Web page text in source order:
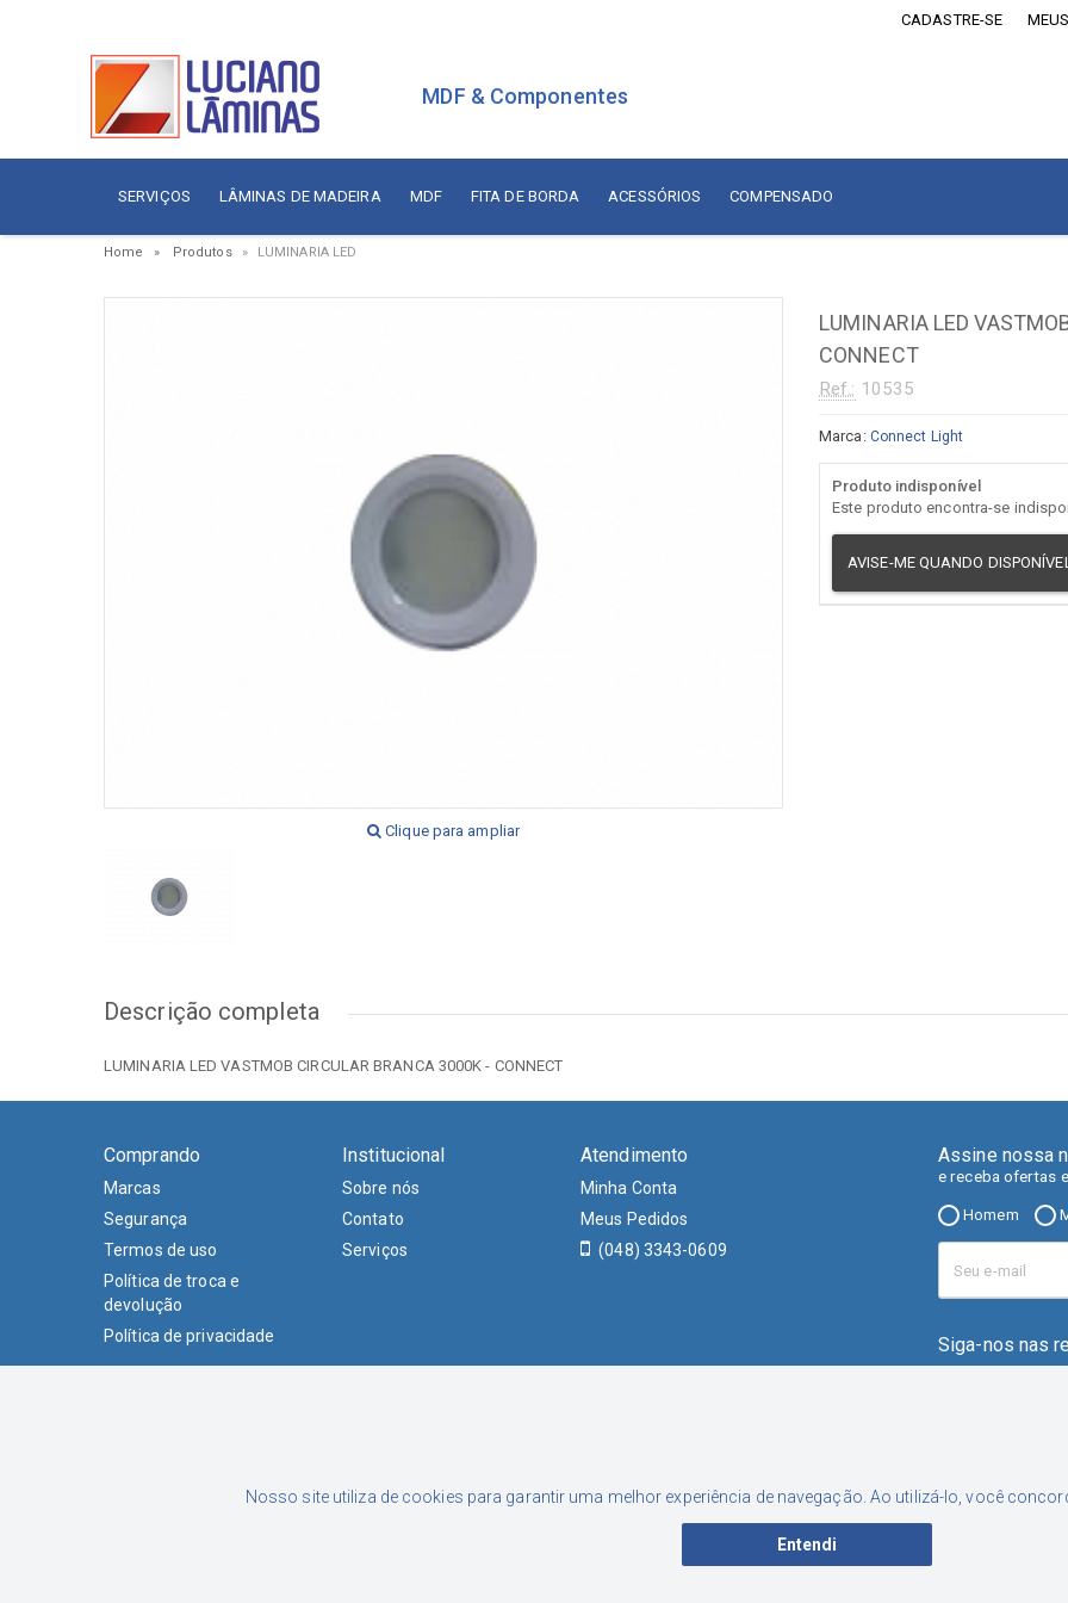
CADASTRE-SE
MDF & Componentes
SERVIÇOS LÂMINAS DE MADEIRA MDF FITA DE BORDA ACESSÓRIOS COMPENSADO
Corrediça
Dobradiça
MDF Revestido com Madeira
Naturais Nacionais
Naturais Importadas
Compensado
Compensado Naval Revestido
Home Produtos LUMINARIA LED
Clique para ampliar
LUMINARIA LED
CONNECT
Ref.: 10535
Marca: Connect Light
Produto indisponível
Este produto encontra-se
AVISE-ME QUANDO
Descrição completa
LUMINARIA LED VASTMOB CIRCULAR BRANCA 3000K - CONNECT
Nosso site utiliza de cookies para garantir uma melhor experiência de navegação. Ao utilizá-lo, você
Entendi
Comprando
Marcas
Segurança
Termos de uso
Política de troca e
devolução
Política de privacidade
Institucional
Sobre nós
Contato
Serviços
Atendimento
Minha Conta
Meus Pedidos
(048) 3343-0609
Assine nossa
e receba ofertas
Homem
Siga-nos nas
Formas de Pagamento